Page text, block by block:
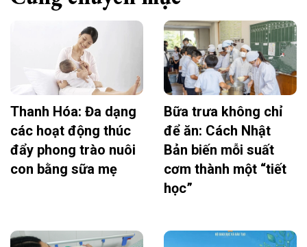
Thanh Hóa: Đa dạng
các hoạt động thúc
đẩy phong trào nuôi
con bằng sữa mẹ
Bữa trưa không chỉ
để ăn: Cách Nhật
Bản biến mỗi suất
cơm thành một “tiết
học”